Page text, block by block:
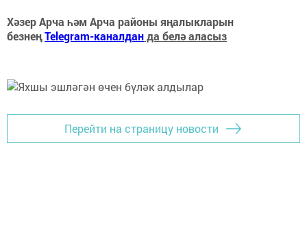
Хәзер Арча һәм Арча районы яңалыкларын
безнеңTelegram-каналданда белә аласыз
Перейти на страницу новости